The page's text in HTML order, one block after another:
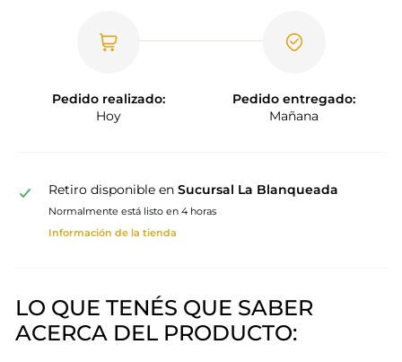
Pedido realizado:
Hoy
Pedido entregado:
Mañana
Retiro disponible en Sucursal La Blanqueada
Normalmente está listo en 4 horas
Información de la tienda
LO QUE TENÉS QUE SABER
ACERCA DEL PRODUCTO: